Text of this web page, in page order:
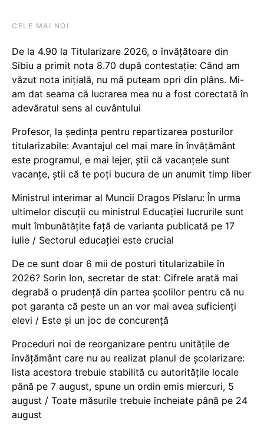
CELE MAI NOI
De la 4.90 la Titularizare 2026, o învățătoare din
Sibiu a primit nota 8.70 după contestație: Când am
văzut nota inițială, nu mă puteam opri din plâns. Mi-
am dat seama că lucrarea mea nu a fost corectată în
adevăratul sens al cuvântului
Profesor, la ședința pentru repartizarea posturilor
titularizabile: Avantajul cel mai mare în învățământ
este programul, e mai lejer, știi că vacanțele sunt
vacanţe, știi că te poți bucura de un anumit timp liber
Ministrul interimar al Muncii Dragos Pîslaru: În urma
ultimelor discuții cu ministrul Educației lucrurile sunt
mult îmbunătățite față de varianta publicată pe 17
iulie / Sectorul educației este crucial
De ce sunt doar 6 mii de posturi titularizabile în
2026? Sorin Ion, secretar de stat: Cifrele arată mai
degrabă o prudență din partea școlilor pentru că nu
pot garanta că peste un an vor mai avea suficienți
elevi / Este și un joc de concurență
Proceduri noi de reorganizare pentru unitățile de
învățământ care nu au realizat planul de școlarizare:
lista acestora trebuie stabilită cu autoritățile locale
până pe 7 august, spune un ordin emis miercuri, 5
august / Toate măsurile trebuie încheiate până pe 24
august